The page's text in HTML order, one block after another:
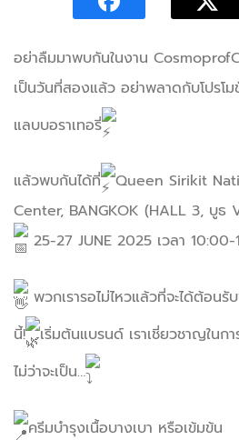
อย่าลืมมาพบกันในงาน
เป็นวันที่สองแล้ว อย่าพลาดกับโปรโ
แลบบอราเทอรี่
แล้วพบกันได้ที่
Queen Sirikit
Center, BANGKOK (HALL 3, บูธ
25-27 JUNE 2025 เวลา
พวกเรารอไม่ไหวแล้วที่จะได้ต้อน
นี้!
เริ่มต้นแบรนด์ เราเชี่ยวชาญใน
ไม่ว่าจะเป็น…
ครีมบำรุงเนื้อบางเบา หรือเข้มข้น